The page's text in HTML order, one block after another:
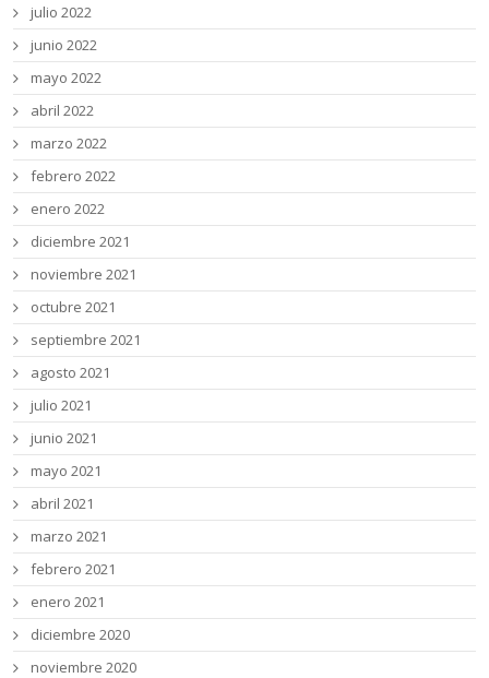
julio 2022
junio 2022
mayo 2022
abril 2022
marzo 2022
febrero 2022
enero 2022
diciembre 2021
noviembre 2021
octubre 2021
septiembre 2021
agosto 2021
julio 2021
junio 2021
mayo 2021
abril 2021
marzo 2021
febrero 2021
enero 2021
diciembre 2020
noviembre 2020